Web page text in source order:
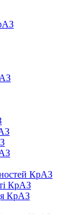
КрАЗ
КрАЗ
КрАЗ